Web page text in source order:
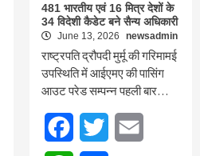
481 भारतीय एवं 16 मित्र देशों के
34 विदेशी कैडेट बने सैन्य अधिकारी
June 13, 2026 newsadmin
राष्ट्रपति द्रौपदी मुर्मू की गरिमामई
उपस्थिति में आईएमए की पासिंग
आउट परेड सम्पन्न पहली बार…
FacebookTwitter